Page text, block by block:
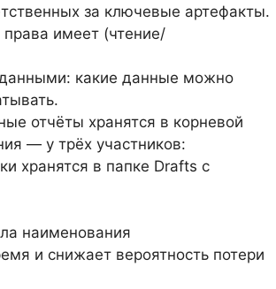
за ключевые артефакты.
имеет (чтение/
какие данные можно
отчёты хранятся в корневой
— у трёх участников:
хранятся в папке Drafts с
наименования
и снижает вероятность потери